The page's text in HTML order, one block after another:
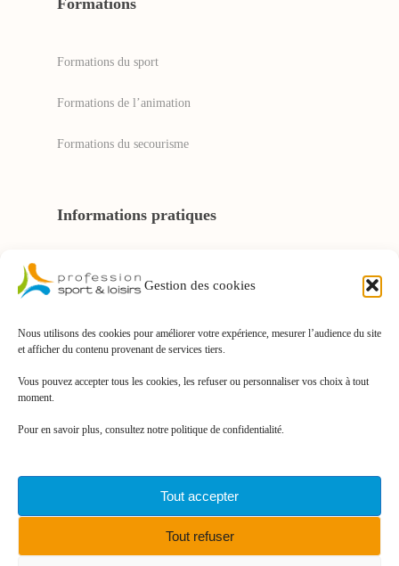
Gestion des cookies
Nous utilisons des cookies pour améliorer votre expérience, mesurer l’audience du site
et afficher du contenu provenant de services tiers.
Vous pouvez accepter tous les cookies, les refuser ou personnaliser vos choix à tout
moment.
Pour en savoir plus, consultez notre politique de confidentialité.
Tout accepter
Tout refuser
Formations
Formations du sport
Formations de l’animation
Formations du secourisme
Informations pratiques
À propos de la FNPSL
Mentions légales
Politique de cookies
© 2024 - FNPSL orientation - Site réalisé par l’agence
youtube